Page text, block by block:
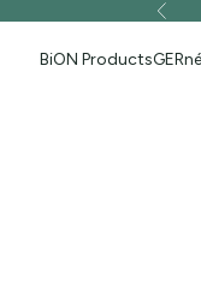
BiON Products